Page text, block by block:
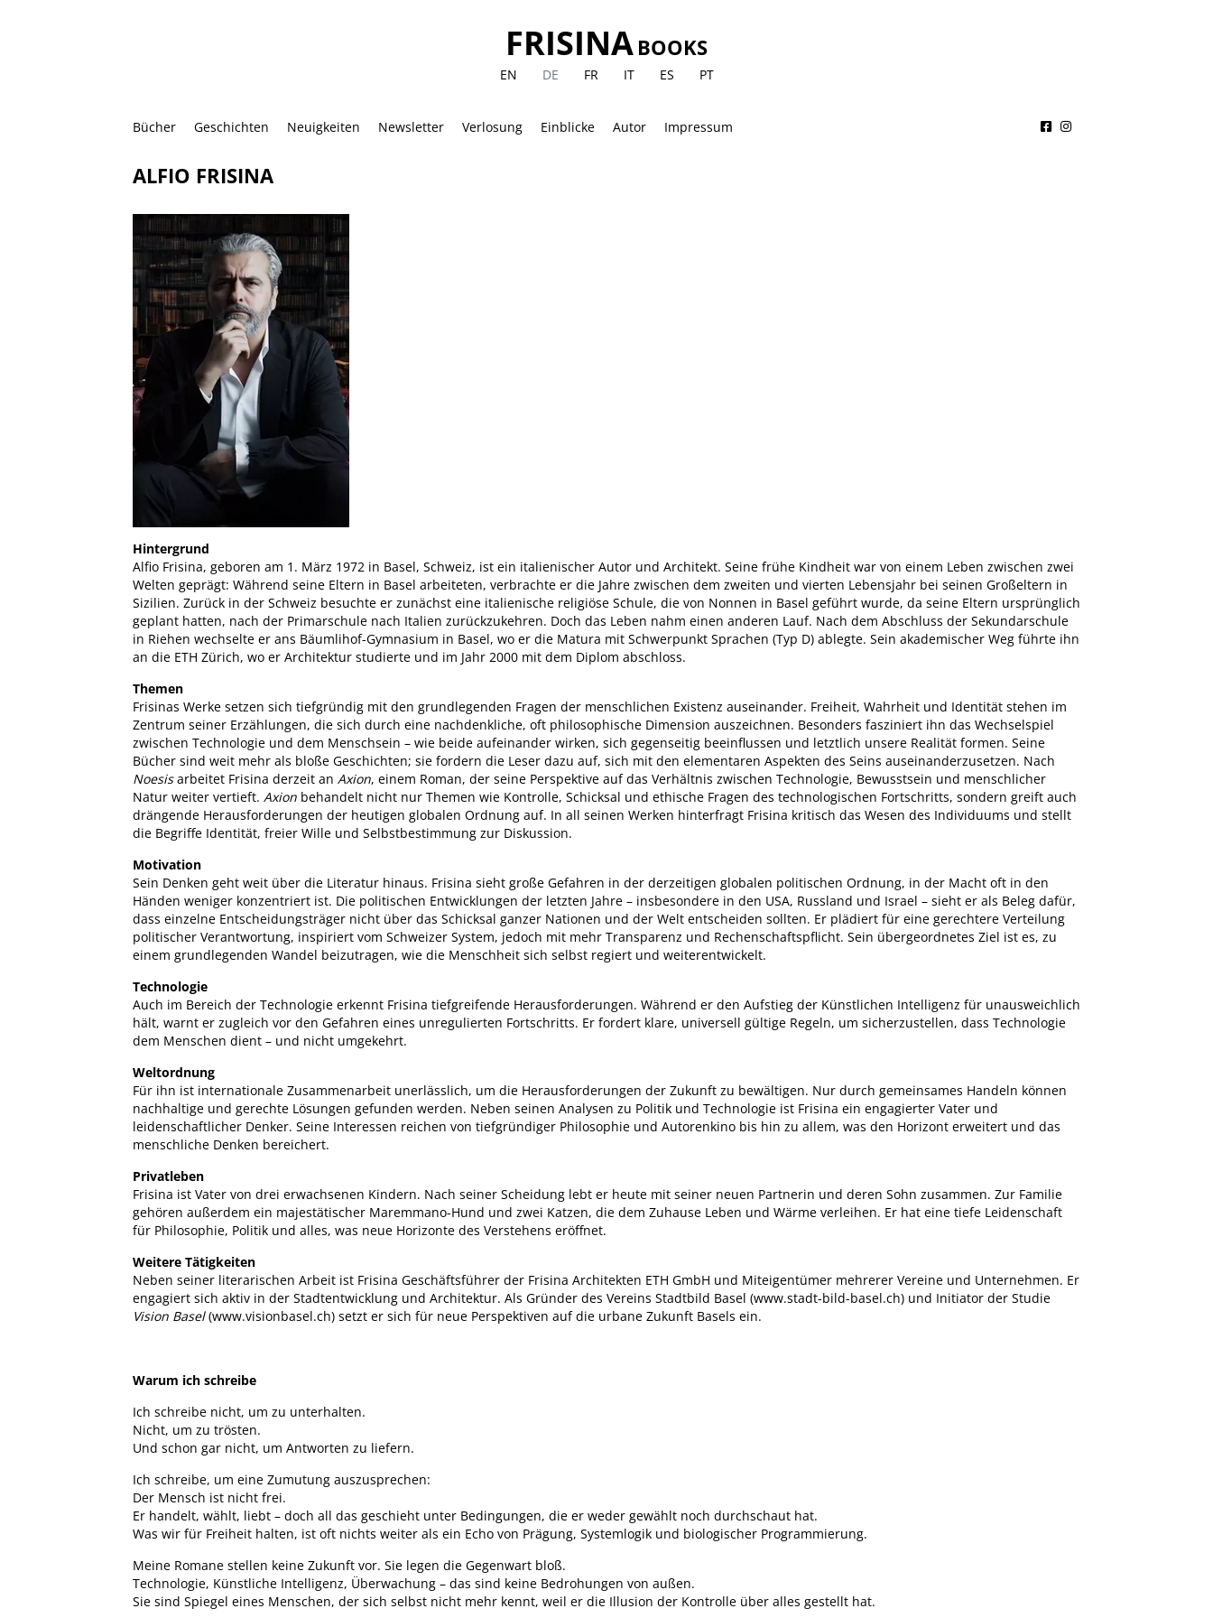
FRISINA BOOKS
EN DE FR IT ES PT
Bücher Geschichten Neuigkeiten Newsletter Verlosung Einblicke Autor Impressum
ALFIO FRISINA
Hintergrund
Alfio Frisina, geboren am 1. März 1972 in Basel, Schweiz, ist ein italienischer Autor und Architekt. Seine frühe Kindheit war von einem Leben zwischen zwei
Welten geprägt: Während seine Eltern in Basel arbeiteten, verbrachte er die Jahre zwischen dem zweiten und vierten Lebensjahr bei seinen Großeltern in
Sizilien. Zurück in der Schweiz besuchte er zunächst eine italienische religiöse Schule, die von Nonnen in Basel geführt wurde, da seine Eltern ursprünglich
geplant hatten, nach der Primarschule nach Italien zurückzukehren. Doch das Leben nahm einen anderen Lauf. Nach dem Abschluss der Sekundarschule
in Riehen wechselte er ans Bäumlihof-Gymnasium in Basel, wo er die Matura mit Schwerpunkt Sprachen (Typ D) ablegte. Sein akademischer Weg führte ihn
an die ETH Zürich, wo er Architektur studierte und im Jahr 2000 mit dem Diplom abschloss.
Themen
Frisinas Werke setzen sich tiefgründig mit den grundlegenden Fragen der menschlichen Existenz auseinander. Freiheit, Wahrheit und Identität stehen im
Zentrum seiner Erzählungen, die sich durch eine nachdenkliche, oft philosophische Dimension auszeichnen. Besonders fasziniert ihn das Wechselspiel
zwischen Technologie und dem Menschsein – wie beide aufeinander wirken, sich gegenseitig beeinflussen und letztlich unsere Realität formen. Seine
Bücher sind weit mehr als bloße Geschichten; sie fordern die Leser dazu auf, sich mit den elementaren Aspekten des Seins auseinanderzusetzen. Nach
Noesisarbeitet Frisina derzeit an Axion, einem Roman, der seine Perspektive auf das Verhältnis zwischen Technologie, Bewusstsein und menschlicher
Natur weiter vertieft. Axion behandelt nicht nur Themen wie Kontrolle, Schicksal und ethische Fragen des technologischen Fortschritts, sondern greift auch
drängende Herausforderungen der heutigen globalen Ordnung auf. In all seinen Werken hinterfragt Frisina kritisch das Wesen des Individuums und stellt
die Begriffe Identität, freier Wille und Selbstbestimmung zur Diskussion.
Motivation
Sein Denken geht weit über die Literatur hinaus. Frisina sieht große Gefahren in der derzeitigen globalen politischen Ordnung, in der Macht oft in den
Händen weniger konzentriert ist. Die politischen Entwicklungen der letzten Jahre – insbesondere in den USA, Russland und Israel – sieht er als Beleg dafür,
dass einzelne Entscheidungsträger nicht über das Schicksal ganzer Nationen und der Welt entscheiden sollten. Er plädiert für eine gerechtere Verteilung
politischer Verantwortung, inspiriert vom Schweizer System, jedoch mit mehr Transparenz und Rechenschaftspflicht. Sein übergeordnetes Ziel ist es, zu
einem grundlegenden Wandel beizutragen, wie die Menschheit sich selbst regiert und weiterentwickelt.
Technologie
Auch im Bereich der Technologie erkennt Frisina tiefgreifende Herausforderungen. Während er den Aufstieg der Künstlichen Intelligenz für unausweichlich
hält, warnt er zugleich vor den Gefahren eines unregulierten Fortschritts. Er fordert klare, universell gültige Regeln, um sicherzustellen, dass Technologie
dem Menschen dient – und nicht umgekehrt.
Weltordnung
Für ihn ist internationale Zusammenarbeit unerlässlich, um die Herausforderungen der Zukunft zu bewältigen. Nur durch gemeinsames Handeln können
nachhaltige und gerechte Lösungen gefunden werden. Neben seinen Analysen zu Politik und Technologie ist Frisina ein engagierter Vater und
leidenschaftlicher Denker. Seine Interessen reichen von tiefgründiger Philosophie und Autorenkino bis hin zu allem, was den Horizont erweitert und das
menschliche Denken bereichert.
Privatleben
Frisina ist Vater von drei erwachsenen Kindern. Nach seiner Scheidung lebt er heute mit seiner neuen Partnerin und deren Sohn zusammen. Zur Familie
gehören außerdem ein majestätischer Maremmano-Hund und zwei Katzen, die dem Zuhause Leben und Wärme verleihen. Er hat eine tiefe Leidenschaft
für Philosophie, Politik und alles, was neue Horizonte des Verstehens eröffnet.
Weitere Tätigkeiten
Neben seiner literarischen Arbeit ist Frisina Geschäftsführer der Frisina Architekten ETH GmbH und Miteigentümer mehrerer Vereine und Unternehmen. Er
engagiert sich aktiv in der Stadtentwicklung und Architektur. Als Gründer des Vereins Stadtbild Basel (www.stadt-bild-basel.ch) und Initiator der Studie
Vision Basel(www.visionbasel.ch) setzt er sich für neue Perspektiven auf die urbane Zukunft Basels ein.
Warum ich schreibe
Ich schreibe nicht, um zu unterhalten.
Nicht, um zu trösten.
Und schon gar nicht, um Antworten zu liefern.
Ich schreibe, um eine Zumutung auszusprechen:
Der Mensch ist nicht frei.
Er handelt, wählt, liebt – doch all das geschieht unter Bedingungen, die er weder gewählt noch durchschaut hat.
Was wir für Freiheit halten, ist oft nichts weiter als ein Echo von Prägung, Systemlogik und biologischer Programmierung.
Meine Romane stellen keine Zukunft vor. Sie legen die Gegenwart bloß.
Technologie, Künstliche Intelligenz, Überwachung – das sind keine Bedrohungen von außen.
Sie sind Spiegel eines Menschen, der sich selbst nicht mehr kennt, weil er die Illusion der Kontrolle über alles gestellt hat.